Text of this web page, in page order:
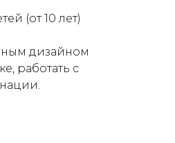
(от 10 лет)
дизайном
работать с